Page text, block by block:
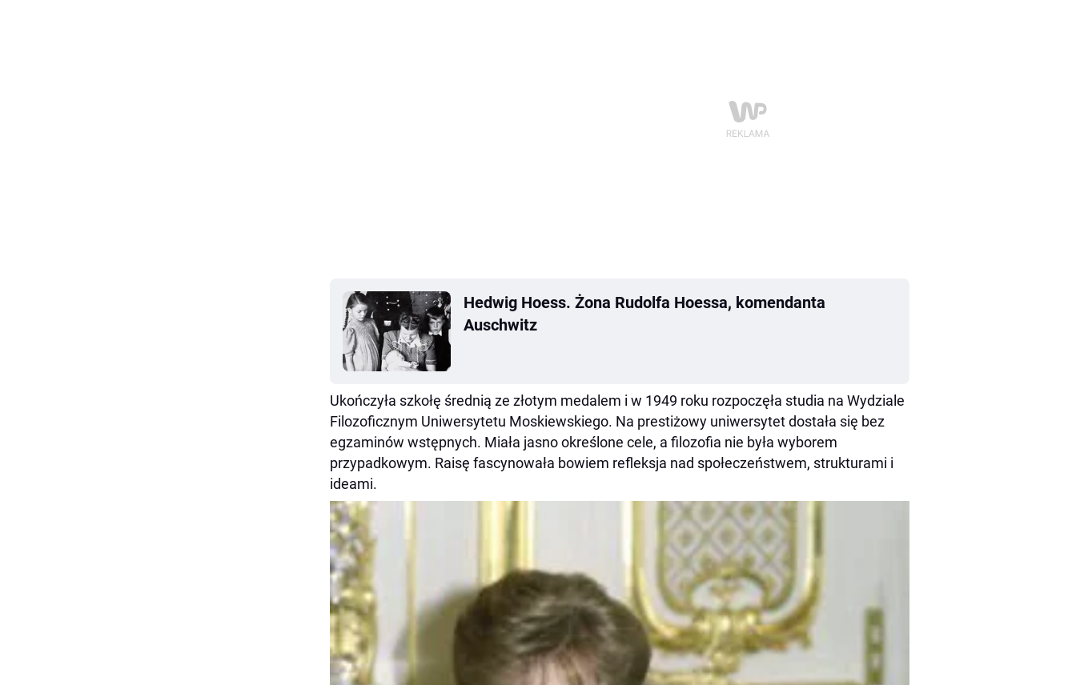
Hedwig Hoess. Żona Rudolfa Hoessa, komendanta
Auschwitz
Ukończyła szkołę średnią ze złotym medalem i w 1949 roku rozpoczęła studia na Wydziale
Filozoficznym Uniwersytetu Moskiewskiego. Na prestiżowy uniwersytet dostała się bez
egzaminów wstępnych. Miała jasno określone cele, a filozofia nie była wyborem
przypadkowym. Raisę fascynowała bowiem refleksja nad społeczeństwem, strukturami i
ideami.